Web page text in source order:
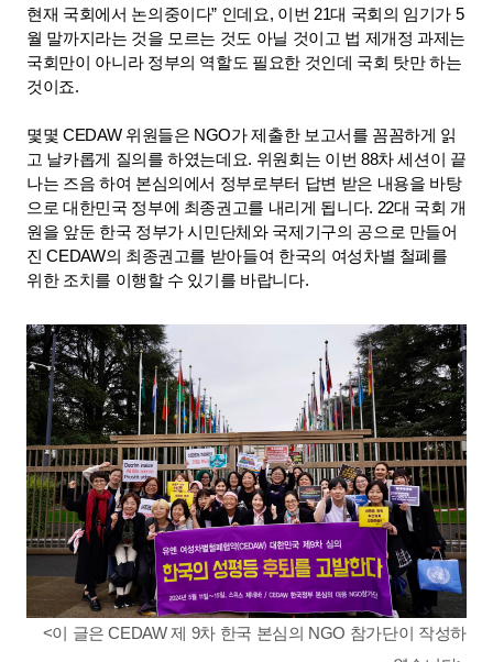
현재 국회에서 논의중이다” 인데요, 이번 21대 국회의 임기가 5
월 말까지라는 것을 모르는 것도 아닐 것이고 법 제개정 과제는
국회만이 아니라 정부의 역할도 필요한 것인데 국회 탓만 하는
것이죠.
몇몇 CEDAW 위원들은 NGO가 제출한 보고서를 꼼꼼하게 읽
고 날카롭게 질의를 하였는데요. 위원회는 이번 88차 세션이 끝
나는 즈음 하여 본심의에서 정부로부터 답변 받은 내용을 바탕
으로 대한민국 정부에 최종권고를 내리게 됩니다. 22대 국회 개
원을 앞둔 한국 정부가 시민단체와 국제기구의 공으로 만들어
진 CEDAW의 최종권고를 받아들여 한국의 여성차별 철폐를
위한 조치를 이행할 수 있기를 바랍니다.
<이 글은 CEDAW 제 9차 한국 본심의 NGO 참가단이 작성하